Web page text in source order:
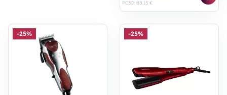
PC30: 88,13 €
-25% -25%